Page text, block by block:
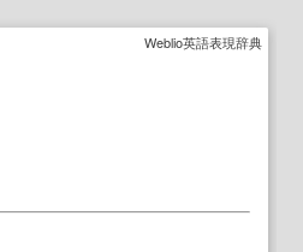
Weblio英語表現辞典